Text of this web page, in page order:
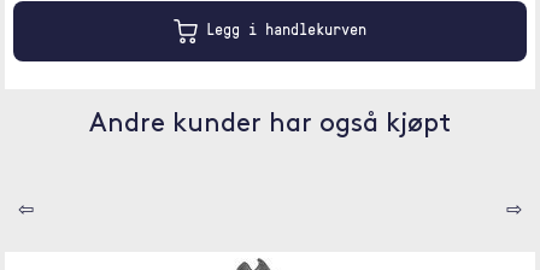
Legg i handlekurven
Andre kunder har også kjøpt
⇦ ⇨